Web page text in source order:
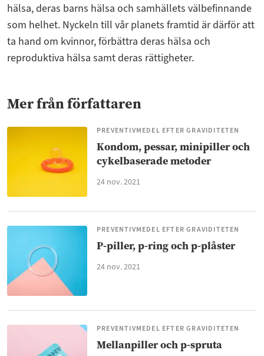
hälsa, deras barns hälsa och samhällets välbefinnande
som helhet. Nyckeln till vår planets framtid är därför att
ta hand om kvinnor, förbättra deras hälsa och
reproduktiva hälsa samt deras rättigheter.
Mer från författaren
PREVENTIVMEDEL EFTER GRAVIDITETEN
Kondom, pessar, minipiller och
cykelbaserade metoder
24 nov. 2021
PREVENTIVMEDEL EFTER GRAVIDITETEN
P-piller, p-ring och p-plåster
24 nov. 2021
PREVENTIVMEDEL EFTER GRAVIDITETEN
Mellanpiller och p-spruta